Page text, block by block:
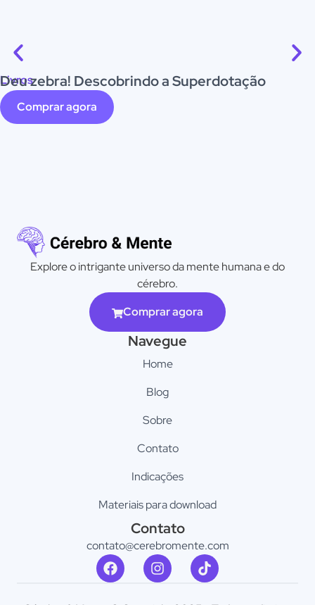
Livros
Deu zebra! Descobrindo a Superdotação
Comprar agora
Explore o intrigante universo da mente humana e do
cérebro.
Comprar agora
Navegue
Home
Blog
Sobre
Contato
Indicações
Materiais para download
Contato
contato@cerebromente.com​